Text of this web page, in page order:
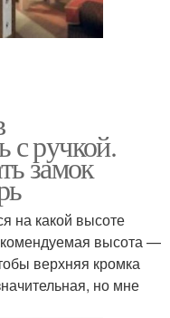
с ручкой.
замок
на какой высоте
высота —
верхняя кромка
но мне